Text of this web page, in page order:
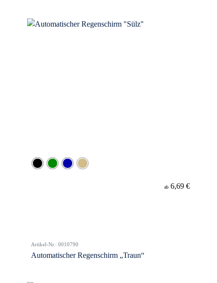
ab 6,69 €
Artikel-Nr.: 0010790
Automatischer Regenschirm „Traun“